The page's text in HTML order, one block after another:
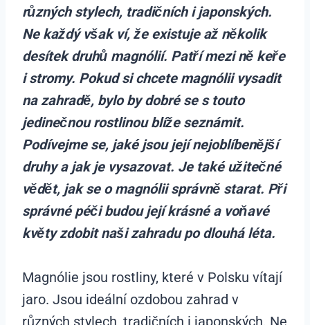
různých stylech, tradičních i japonských.
Ne každý však ví, že existuje až několik
desítek druhů magnólií. Patří mezi ně keře
i stromy. Pokud si chcete magnólii vysadit
na zahradě, bylo by dobré se s touto
jedinečnou rostlinou blíže seznámit.
Podívejme se, jaké jsou její nejoblíbenější
druhy a jak je vysazovat. Je také užitečné
vědět, jak se o magnólii správně starat. Při
správné péči budou její krásné a voňavé
květy zdobit naši zahradu po dlouhá léta.
Magnólie jsou rostliny, které v Polsku vítají
jaro. Jsou ideální ozdobou zahrad v
různých stylech, tradičních i japonských. Ne